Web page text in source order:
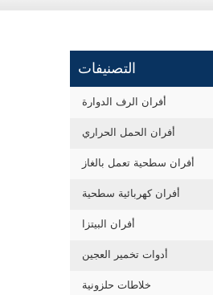
التصنيفات
أفران الرف الدوارة
أفران الحمل الحراري
أفران سطحية تعمل بالغاز
أفران كهربائية سطحية
أفران البيتزا
أدوات تخمير العجين
خلاطات حلزونية